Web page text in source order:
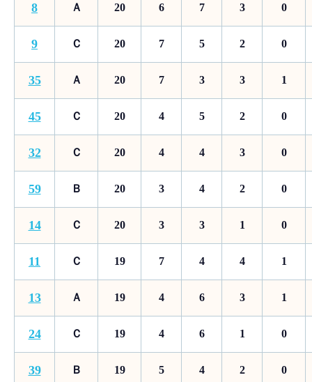
8 Ａ 20 6 7 3 0
9 Ｃ 20 7 5 2 0
35 Ａ 20 7 3 3 1
45 Ｃ 20 4 5 2 0
32 Ｃ 20 4 4 3 0
59 Ｂ 20 3 4 2 0
14 Ｃ 20 3 3 1 0
11 Ｃ 19 7 4 4 1
13 Ａ 19 4 6 3 1
24 Ｃ 19 4 6 1 0
39 Ｂ 19 5 4 2 0